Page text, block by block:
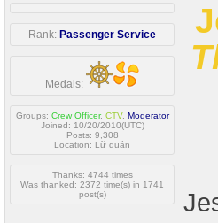
Rank: Passenger Service
Medals:
Groups: Crew Officer, CTV, Moderator
Joined: 10/20/2010(UTC)
Posts: 9,308
Location: Lữ quán
Thanks: 4744 times
Was thanked: 2372 time(s) in 1741
post(s)